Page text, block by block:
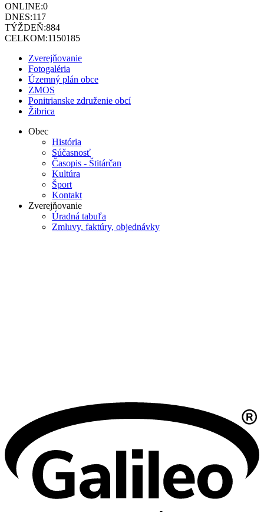
ONLINE:0
DNES:117
TÝŽDEŇ:884
CELKOM:1150185
Zverejňovanie
Fotogaléria
Územný plán obce
ZMOS
Ponitrianske združenie obcí
Žibrica
Obec
História
Súčasnosť
Časopis - Štitárčan
Kultúra
Šport
Kontakt
Zverejňovanie
Úradná tabuľa
Zmluvy, faktúry, objednávky